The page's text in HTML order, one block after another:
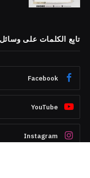
تابِع الكلمات على
Facebook
YouTube
Instagram